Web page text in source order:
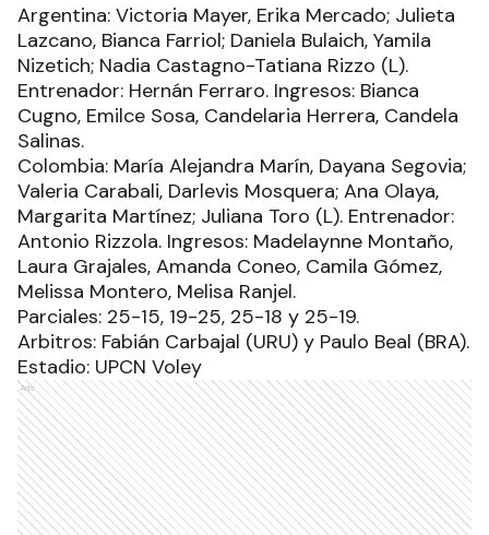
Argentina: Victoria Mayer, Erika Mercado; Julieta
Lazcano, Bianca Farriol; Daniela Bulaich, Yamila
Nizetich; Nadia Castagno-Tatiana Rizzo (L).
Entrenador: Hernán Ferraro. Ingresos: Bianca
Cugno, Emilce Sosa, Candelaria Herrera, Candela
Salinas.
Colombia: María Alejandra Marín, Dayana Segovia;
Valeria Carabali, Darlevis Mosquera; Ana Olaya,
Margarita Martínez; Juliana Toro (L). Entrenador:
Antonio Rizzola. Ingresos: Madelaynne Montaño,
Laura Grajales, Amanda Coneo, Camila Gómez,
Melissa Montero, Melisa Ranjel.
Parciales: 25-15, 19-25, 25-18 y 25-19.
Arbitros: Fabián Carbajal (URU) y Paulo Beal (BRA).
Estadio: UPCN Voley
Ads